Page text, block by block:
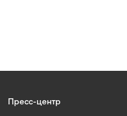
Пресс-центр